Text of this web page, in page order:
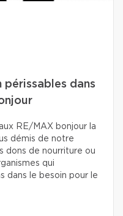
périssables dans
RE/MAX bonjour la
démis de notre
dons de nourriture ou
qui
dans le besoin pour le